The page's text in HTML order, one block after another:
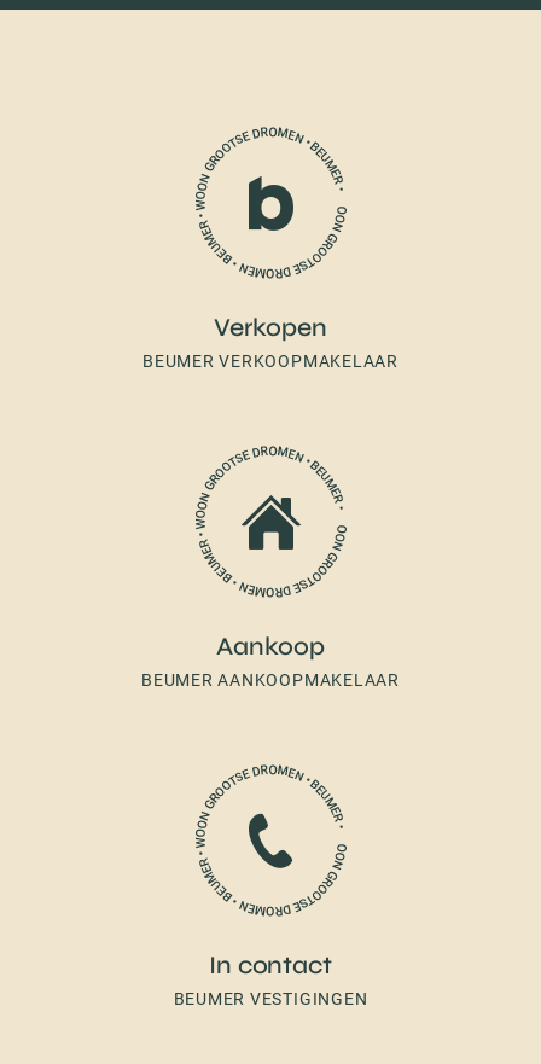
Verkopen
BEUMER VERKOOPMAKELAAR
Aankoop
BEUMER AANKOOPMAKELAAR
In contact
BEUMER VESTIGINGEN